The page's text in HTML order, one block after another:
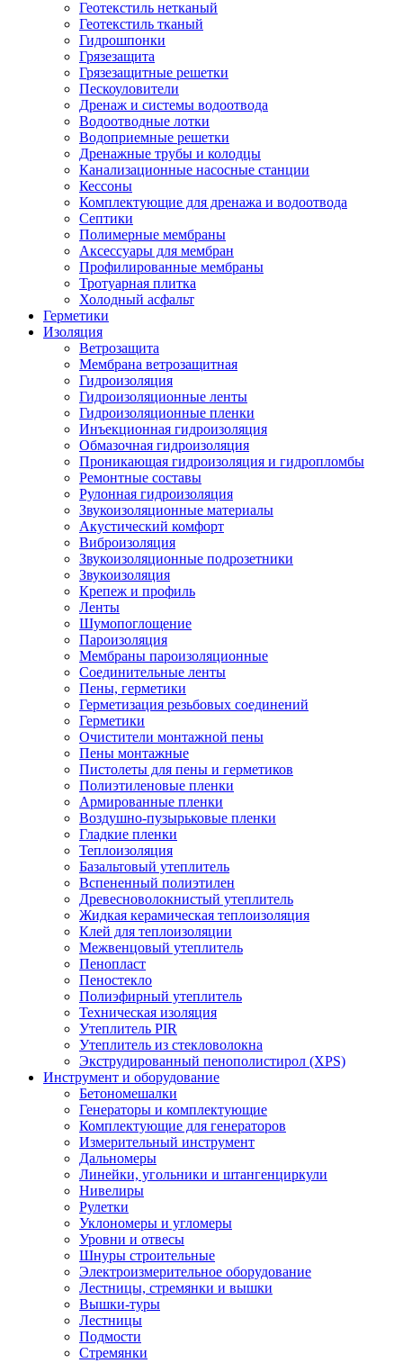
Геотекстиль нетканый
Геотекстиль тканый
Гидрошпонки
Грязезащита
Грязезащитные решетки
Пескоуловители
Дренаж и системы водоотвода
Водоотводные лотки
Водоприемные решетки
Дренажные трубы и колодцы
Канализационные насосные станции
Кессоны
Комплектующие для дренажа и водоотвода
Септики
Полимерные мембраны
Аксессуары для мембран
Профилированные мембраны
Тротуарная плитка
Холодный асфальт
Герметики
Изоляция
Ветрозащита
Мембрана ветрозащитная
Гидроизоляция
Гидроизоляционные ленты
Гидроизоляционные пленки
Инъекционная гидроизоляция
Обмазочная гидроизоляция
Проникающая гидроизоляция и гидропломбы
Ремонтные составы
Рулонная гидроизоляция
Звукоизоляционные материалы
Акустический комфорт
Виброизоляция
Звукоизоляционные подрозетники
Звукоизоляция
Крепеж и профиль
Ленты
Шумопоглощение
Пароизоляция
Мембраны пароизоляционные
Соединительные ленты
Пены, герметики
Герметизация резьбовых соединений
Герметики
Очистители монтажной пены
Пены монтажные
Пистолеты для пены и герметиков
Полиэтиленовые пленки
Армированные пленки
Воздушно-пузырьковые пленки
Гладкие пленки
Теплоизоляция
Базальтовый утеплитель
Вспененный полиэтилен
Древесноволокнистый утеплитель
Жидкая керамическая теплоизоляция
Клей для теплоизоляции
Межвенцовый утеплитель
Пенопласт
Пеностекло
Полиэфирный утеплитель
Техническая изоляция
Утеплитель PIR
Утеплитель из стекловолокна
Экструдированный пенополистирол (XPS)
Инструмент и оборудование
Бетономешалки
Генераторы и комплектующие
Комплектующие для генераторов
Измерительный инструмент
Дальномеры
Линейки, угольники и штангенциркули
Нивелиры
Рулетки
Уклономеры и угломеры
Уровни и отвесы
Шнуры строительные
Электроизмерительное оборудование
Лестницы, стремянки и вышки
Вышки-туры
Лестницы
Подмости
Стремянки